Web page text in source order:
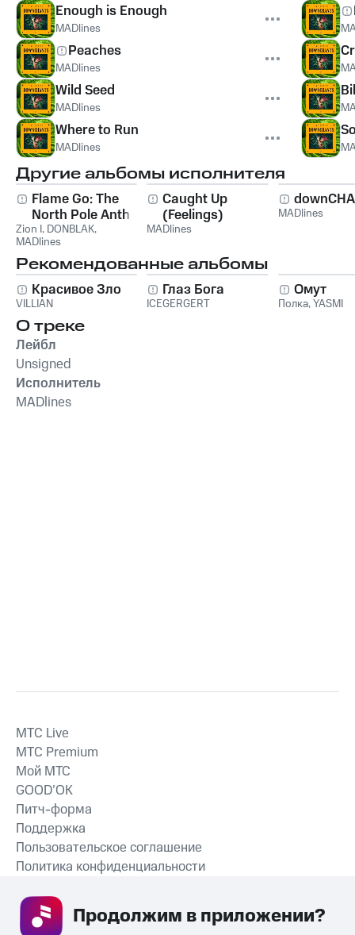
Enough is Enough
MADlines
Peaches
MADlines
Wild Seed
MADlines
Where to Run
MADlines
Другие альбомы исполнителя
Flame Go: The
North Pole Anthem
Zion I, DONBLAK,
MADlines
Caught Up
(Feelings)
MADlines
MADlines
Рекомендованные альбомы
Красивое Зло
VILLIAN
Глаз Бога
ICEGERGERT
Омут
Полка,YASMI
О треке
Лейбл
Unsigned
Исполнитель
MADlines
СКАЧАТЬ ПРИЛОЖЕНИЕ
MTС Live
MTС Premium
Мой МТС
GOOD’OK
Питч-форма
Поддержка
Пользовательское соглашение
Политика конфиденциальности